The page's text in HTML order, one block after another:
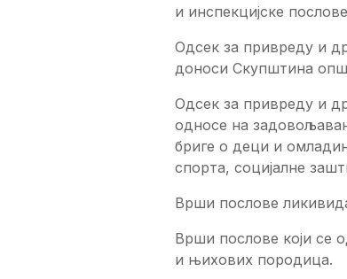
и инспекцијске
Одсек за привреду и
доноси Скупштина
Одсек за привреду и
односе на
бриге о деци и
спорта, социјалне
Врши послове
Врши послове који се
и њихових породица.